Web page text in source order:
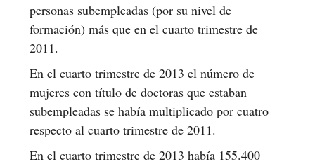
personas subempleadas (por su nivel de
formación) más que en el cuarto trimestre de
2011.
En el cuarto trimestre de 2013 el número de
mujeres con título de doctoras que estaban
subempleadas se había multiplicado por cuatro
respecto al cuarto trimestre de 2011.
En el cuarto trimestre de 2013 había 155.400